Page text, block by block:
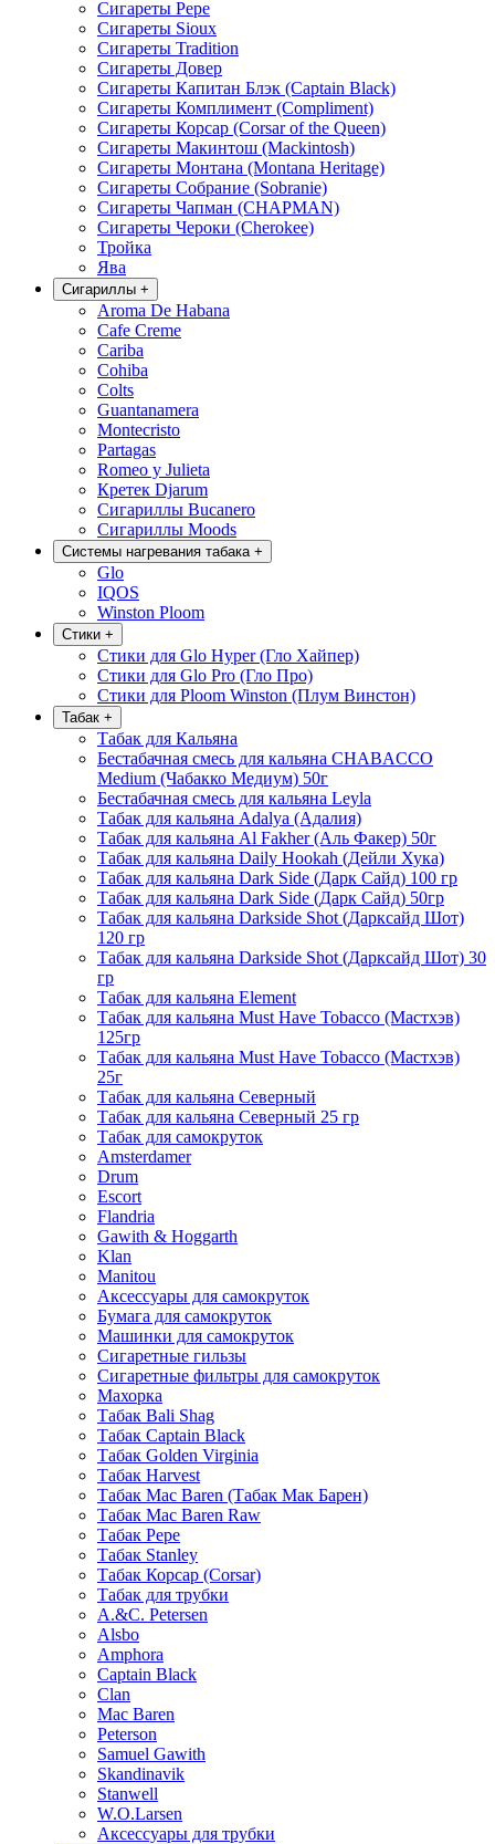
Сигареты Pepe
Сигареты Sioux
Сигареты Tradition
Сигареты Довер
Сигареты Капитан Блэк (Captain Black)
Сигареты Комплимент (Compliment)
Сигареты Корсар (Corsar of the Queen)
Сигареты Макинтош (Mackintosh)
Сигареты Монтана (Montana Heritage)
Сигареты Собрание (Sobranie)
Сигареты Чапман (CHAPMAN)
Сигареты Чероки (Cherokee)
Тройка
Ява
Сигариллы +
Aroma De Habana
Cafe Creme
Cariba
Cohiba
Colts
Guantanamera
Montecristo
Partagas
Romeo y Julieta
Кретек Djarum
Сигариллы Bucanero
Сигариллы Moods
Системы нагревания табака +
Glo
IQOS
Winston Ploom
Стики +
Стики для Glo Hyper (Гло Хайпер)
Стики для Glo Pro (Гло Про)
Стики для Ploom Winston (Плум Винстон)
Табак +
Табак для Кальяна
Бестабачная смесь для кальяна CHABACCO
Medium (Чабакко Медиум) 50г
Бестабачная смесь для кальяна Leyla
Табак для кальяна Adalya (Адалия)
Табак для кальяна Al Fakher (Аль Факер) 50г
Табак для кальяна Daily Hookah (Дейли Хука)
Табак для кальяна Dark Side (Дарк Сайд) 100 гр
Табак для кальяна Dark Side (Дарк Сайд) 50гр
Табак для кальяна Darkside Shot (Дарксайд Шот)
120 гр
Табак для кальяна Darkside Shot (Дарксайд Шот) 30
гр
Табак для кальяна Element
Табак для кальяна Must Have Tobacco (Мастхэв)
125гр
Табак для кальяна Must Have Tobacco (Мастхэв)
25г
Табак для кальяна Северный
Табак для кальяна Северный 25 гр
Табак для самокруток
Amsterdamer
Drum
Escort
Flandria
Gawith & Hoggarth
Klan
Manitou
Аксессуары для самокруток
Бумага для самокруток
Машинки для самокруток
Сигаретные гильзы
Сигаретные фильтры для самокруток
Махорка
Табак Bali Shag
Табак Captain Black
Табак Golden Virginia
Табак Harvest
Табак Mac Baren (Табак Мак Барен)
Табак Mac Baren Raw
Табак Pepe
Табак Stanley
Табак Корсар (Corsar)
Табак для трубки
A.&C. Petersen
Alsbo
Amphora
Captain Black
Clan
Mac Baren
Peterson
Samuel Gawith
Skandinavik
Stanwell
W.O.Larsen
Аксессуары для трубки